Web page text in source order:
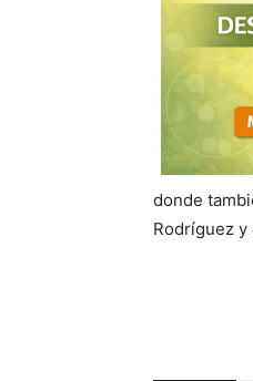
donde
Rodríguez